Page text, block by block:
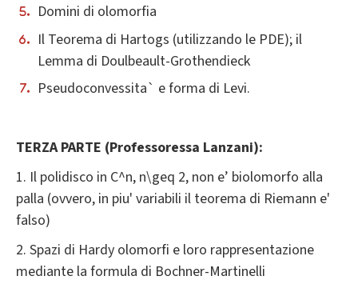
Domini di olomorfia
Il Teorema di Hartogs (utilizzando le PDE); il
Lemma di Doulbeault-Grothendieck
Pseudoconvessita` e forma di Levi.
TERZA PARTE (Professoressa Lanzani):
1. Il polidisco in C^n, n\geq 2, non e’ biolomorfo alla
palla (ovvero, in piu' variabili il teorema di Riemann e'
falso)
2. Spazi di Hardy olomorfi e loro rappresentazione
mediante la formula di Bochner-Martinelli